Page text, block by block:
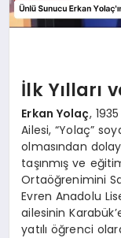
İlk Yılları
Erkan Yolaç,
Ailesi, “Yolaç”
olmasından
taşınmış ve
Ortaöğrenimini
Evren Anadolu
ailesinin
yatılı öğrenci